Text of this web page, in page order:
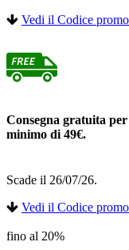
Vedi il Codice
Consegna gratuita
minimo di 49€.
Scade il 26/07/26.
Vedi il Codice
fino al 20%